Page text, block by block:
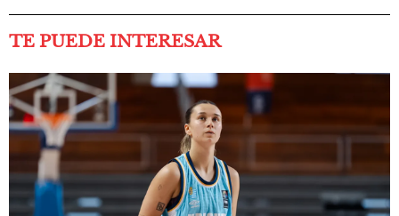
TE PUEDE INTERESAR